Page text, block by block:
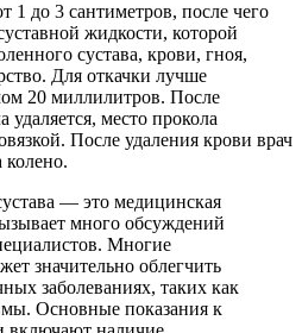
1 до 3 сантиметров, после чего
жидкости, которой
сустава, крови, гноя,
Для откачки лучше
20 миллилитров. После
место прокола
После удаления крови врач
колено.
— это медицинская
много обсуждений
Многие
значительно облегчить
заболеваниях, таких как
Основные показания к